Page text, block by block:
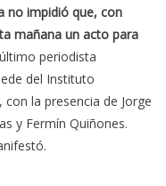
no impidió que, con
mañana un acto para
periodista
del Instituto
la presencia de Jorge
y Fermín Quiñones.